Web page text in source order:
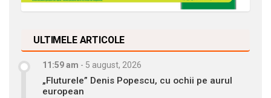
ULTIMELE ARTICOLE
11:59 am - 5 august, 2026
„Fluturele” Denis Popescu, cu ochii pe aurul
european